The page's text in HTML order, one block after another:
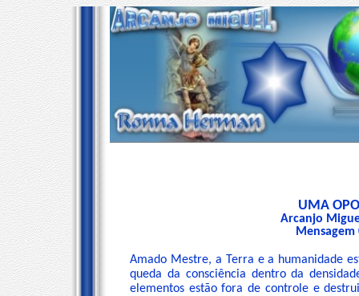
UMA
Arcanjo
Amado Mestre, a Terra e a humanidade
queda da consciência dentro da
elementos estão fora de controle e